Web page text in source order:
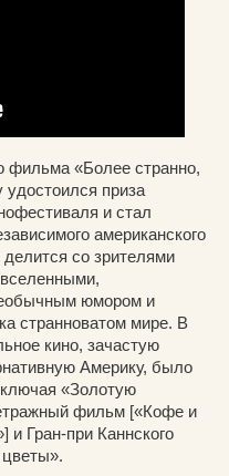
фильма «Более странно,
удостоился приза
и стал
американского
со зрителями
юмором и
странноватом мире. В
кино, зачастую
Америку, было
«Золотую
фильм [«Кофе и
и Гран-при Каннского